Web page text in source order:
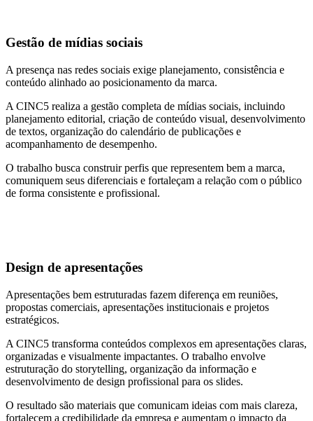
Gestão de mídias sociais
A presença nas redes sociais exige planejamento, consistência e
conteúdo alinhado ao posicionamento da marca.
A CINC5 realiza a gestão completa de mídias sociais, incluindo
planejamento editorial, criação de conteúdo visual, desenvolvimento
de textos, organização do calendário de publicações e
acompanhamento de desempenho.
O trabalho busca construir perfis que representem bem a marca,
comuniquem seus diferenciais e fortaleçam a relação com o público
de forma consistente e profissional.
Design de apresentações
Apresentações bem estruturadas fazem diferença em reuniões,
propostas comerciais, apresentações institucionais e projetos
estratégicos.
A CINC5 transforma conteúdos complexos em apresentações claras,
organizadas e visualmente impactantes. O trabalho envolve
estruturação do storytelling, organização da informação e
desenvolvimento de design profissional para os slides.
O resultado são materiais que comunicam ideias com mais clareza,
fortalecem a credibilidade da empresa e aumentam o impacto da